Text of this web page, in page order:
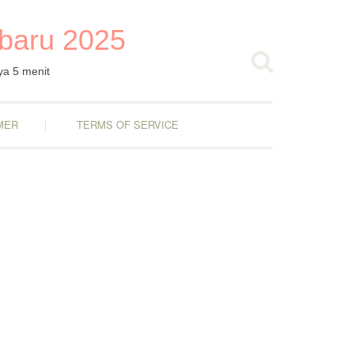
2025
5 menit
TERMS OF SERVICE